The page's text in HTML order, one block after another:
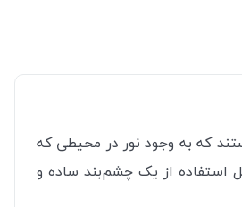
که به وجود نور در محیطی که
استفاده از یک چشم‌بند ساده و